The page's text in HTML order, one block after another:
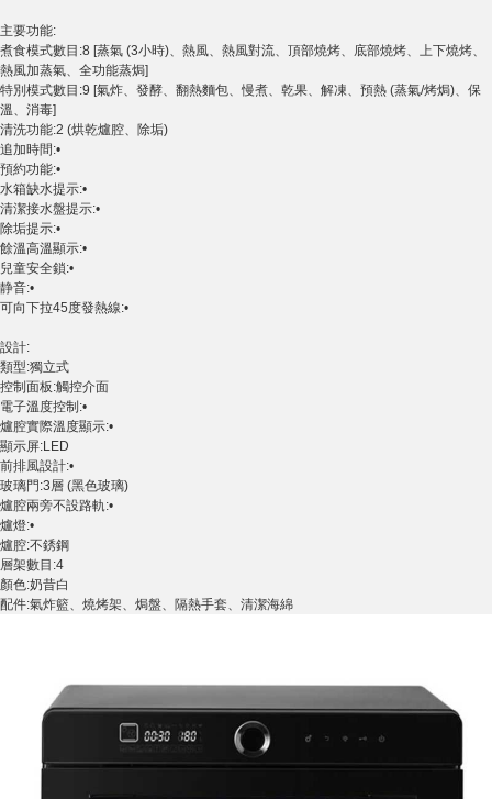
主要功能:
煮食模式數目:8 [蒸氣 (3小時)、熱風、熱風對流、頂部燒烤、底部燒烤、上下燒烤、
熱風加蒸氣、全功能蒸焗]
特別模式數目:9 [氣炸、發酵、翻熱麵包、慢煮、乾果、解凍、預熱 (蒸氣/烤焗)、保
溫、消毒]
清洗功能:2 (烘乾爐腔、除垢)
追加時間:•
預約功能:•
水箱缺水提示:•
清潔接水盤提示:•
除垢提示:•
餘溫高溫顯示:•
兒童安全鎖:•
静音:•
可向下拉45度發熱線:•
設計:
類型:獨立式
控制面板:觸控介面
電子溫度控制:•
爐腔實際溫度顯示:•
顯示屏:LED
前排風設計:•
玻璃門:3層 (黑色玻璃)
爐腔兩旁不設路軌:•
爐燈:•
爐腔:不銹鋼
層架數目:4
顏色:奶昔白
配件:氣炸籃、燒烤架、焗盤、隔熱手套、清潔海綿